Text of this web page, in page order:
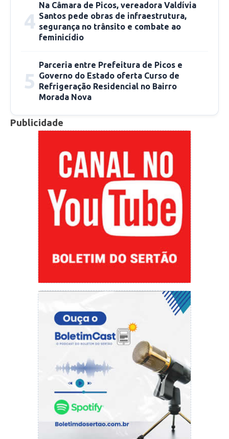
4
Na Câmara de Picos, vereadora Valdívia
Santos pede obras de infraestrutura,
segurança no trânsito e combate ao
feminicídio
5
Parceria entre Prefeitura de Picos e
Governo do Estado oferta Curso de
Refrigeração Residencial no Bairro
Morada Nova
Publicidade